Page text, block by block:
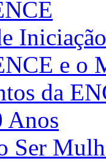
e o
da
Anos
Ser